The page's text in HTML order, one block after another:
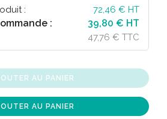
: 72,46 € HT
: 39,80 € HT
47,76 € TTC
AU PANIER
AU PANIER